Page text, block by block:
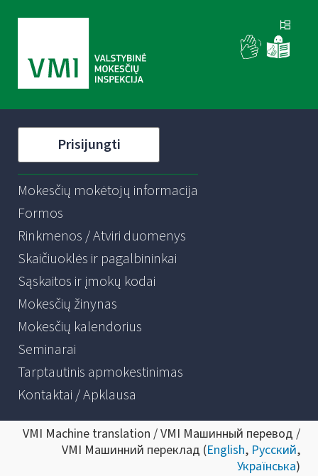
Prisijungti
Mokesčių mokėtojų informacija
Formos
Rinkmenos / Atviri duomenys
Skaičiuoklės ir pagalbininkai
Sąskaitos ir įmokų kodai
Mokesčių žinynas
Mokesčių kalendorius
Seminarai
Tarptautinis apmokestinimas
Kontaktai / Apklausa
VMI Machine translation / VMI Машинный перевод /
VMI Машинний переклад (English, Русский,
Українська)